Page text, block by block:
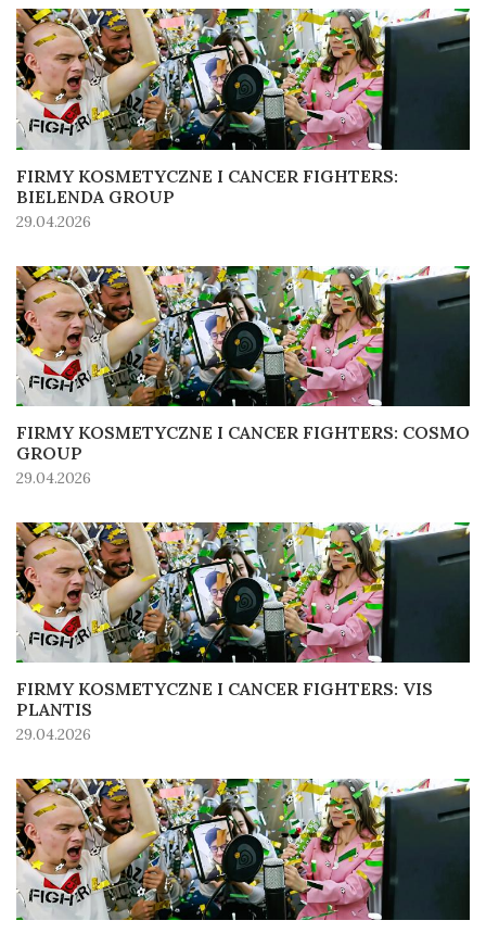
FIRMY KOSMETYCZNE I CANCER FIGHTERS:
BIELENDA GROUP
29.04.2026
FIRMY KOSMETYCZNE I CANCER FIGHTERS: COSMO
GROUP
29.04.2026
FIRMY KOSMETYCZNE I CANCER FIGHTERS: VIS
PLANTIS
29.04.2026